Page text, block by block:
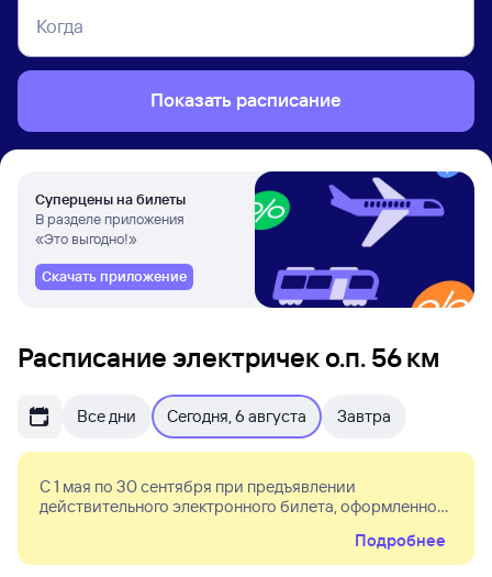
Когда
Показать расписание
Суперцены на билеты
В разделе приложения
«Это выгодно!»
Скачать приложение
Расписание электричек о.п. 56 км
Все дни Сегодня, 6 августа Завтра
С 1 мая по 30 сентября при предъявлении
действительного электронного билета, оформленного
Пермской пригородной компании можно бесплатно
провезти велосипед или средство индивидуальной
Подробнее